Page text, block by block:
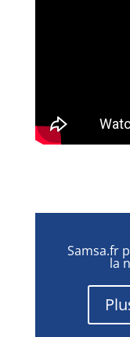
Samsa.fr
la